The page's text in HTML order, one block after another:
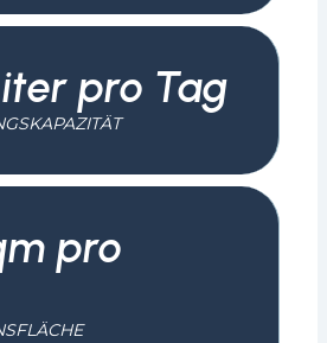
pro Tag
pro